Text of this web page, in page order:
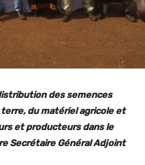
des semences
du matériel agricole et
et producteurs dans le
Secrétaire Général Adjoint